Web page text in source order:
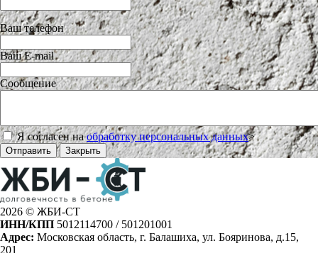
Ваш телефон
Ваш E-mail
Сообщение
Я согласен наобработку персональных данных>
Отправить Закрыть
2026 © ЖБИ-СТ
ИНН/КПП 5012114700 / 501201001
Адрес: Московская область, г. Балашиха, ул. Бояринова, д.15,
201